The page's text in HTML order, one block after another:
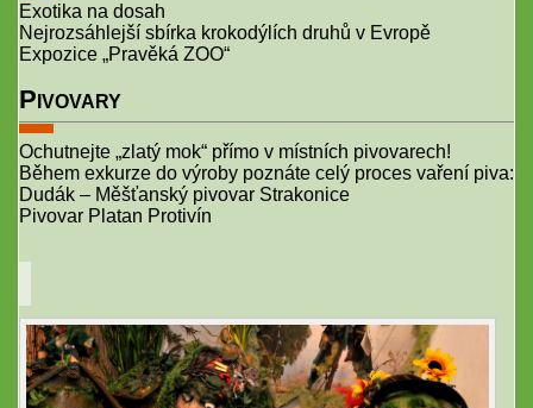
Exotika na dosah
Nejrozsáhlejší sbírka krokodýlích druhů v Evropě
Expozice „Pravěká ZOO“
Pivovary
Ochutnejte „zlatý mok“ přímo v místních pivovarech!
Během exkurze do výroby poznáte celý proces vaření piva:
Dudák – Měšťanský pivovar Strakonice
Pivovar Platan Protivín